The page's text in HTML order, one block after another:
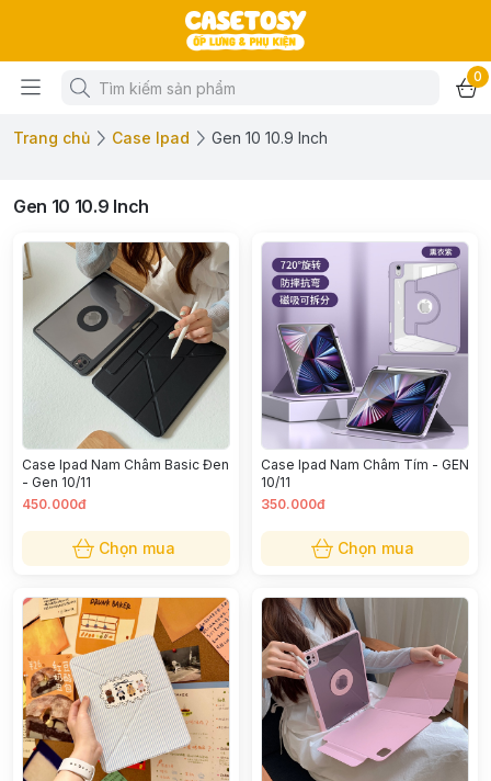
0
Trang chủ Case Ipad Gen 10 10.9 Inch
Gen 10 10.9 Inch
Case Ipad Nam Châm Basic Đen
- Gen 10/11
450.000đ
Chọn mua
Case Ipad Nam Châm Tím - GEN
10/11
350.000đ
Chọn mua